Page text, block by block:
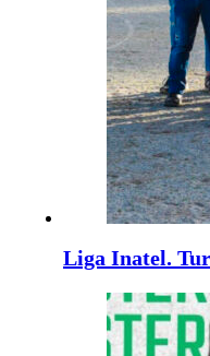
Liga Inatel.